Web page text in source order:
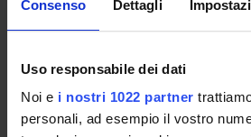
Consenso Dettagli
Uso responsabile dei dati
Noi e i nostri 1022 partner
personali, ad esempio il vostro
Buona conoscenza della lingua inglese
medica appropriata
Programma
Revisione delle strutture grammaticali
utilizzati nella scrittura scientifica e